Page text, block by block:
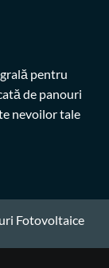
pentru
de panouri
nevoilor tale
Fotovoltaice